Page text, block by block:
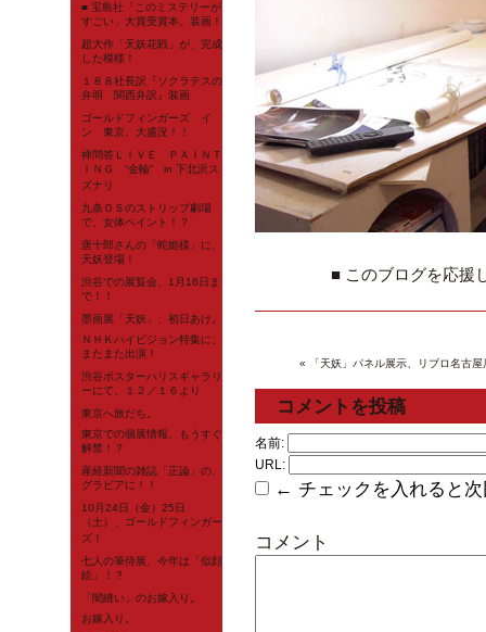
■ このブログを応援
« 「天妖」パネル展示、リブロ名古屋
コメントを投稿
名前:
URL:
← チェックを入れると
コメント
■ 宝島社「このミステリーが
すごい」大賞受賞本、装画！
超大作「天妖花戦」が、完成
した模様！
１８８社長訳『ソクラテスの
弁明 関西弁訳』装画
ゴールドフィンガーズ イ
ン 東京、大盛況！！
禅問答ＬＩＶＥ ＰＡＩＮＴ
ＩＮＧ “金輪” in 下北沢ス
ズナリ
九条ＯＳのストリップ劇場
で、女体ペイント！？
唐十郎さんの「蛇姫様」に、
天妖登場！
渋谷での展覧会、1月16日ま
で！！
墨画展「天妖」、初日あけ。
ＮＨＫハイビジョン特集に、
またまた出演！
渋谷ポスターハリスギャラリ
ーにて、１２／１６より
東京へ旅だち。
東京での個展情報、もうすぐ
解禁！？
産経新聞の雑誌「正論」の、
グラビアに！！
10月24日（金）25日
（土）、ゴールドフィンガー
ズ！
七人の筆侍展、今年は「似顔
絵」！？
「闇縫い」のお嫁入り。
お嫁入り。